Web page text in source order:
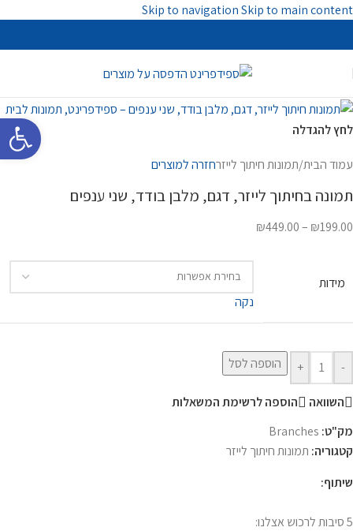
Skip to navigationSkip to main content
לחץ להגדלה
עמוד הבית/תמונות חיתוך לייזרחזרה למוצרים
תמונה בחיתוך לייזר, דגם, מלבן בודד, שני ענפים
₪199.00
–
₪449.00
מידות
נקה
-
+ הוספה לסל
השוואה
הוספה לרשימת המשאלות
מק"ט: ‎Branches
קטגוריה: תמונות חיתוך לייזר
שיתוף:
5 סיבות לרכוש אצלנו:
פתח